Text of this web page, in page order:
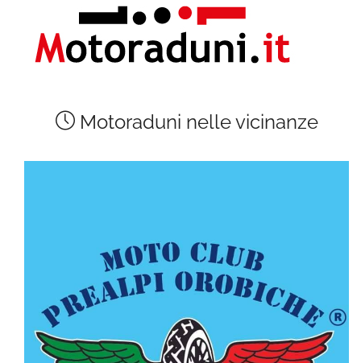
Motoraduni nelle vicinanze